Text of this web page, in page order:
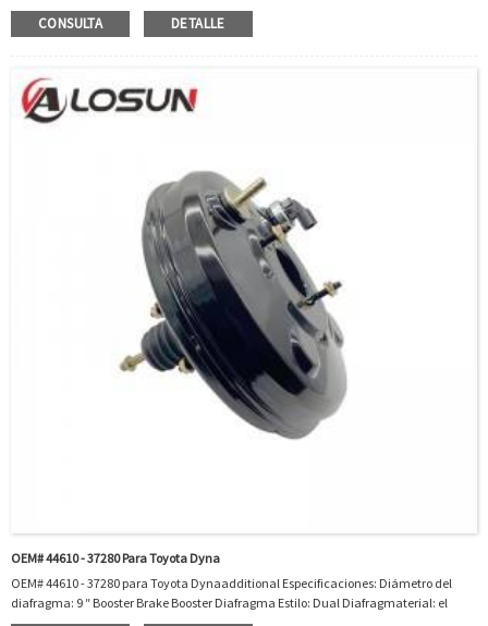
Booster Diafragma Estilo: Diafragmaterial único: Cilindro de SteelMaster incluye:
Intercambio Nooem: 4461026790oem 44610 - 26790 ISA IS FAT FO TOYOT o ...
CONSULTA DETALLE
OEM# 44610 - 37280 Para Toyota Dyna
OEM# 44610 - 37280 para Toyota Dynaadditional Especificaciones: Diámetro del
diafragma: 9 ″ Booster Brake Booster Diafragma Estilo: Dual Diafragmaterial: el
Cilindro de acero de acero incluye: Nooem Interchange: 44610372280OEM# 44610 -